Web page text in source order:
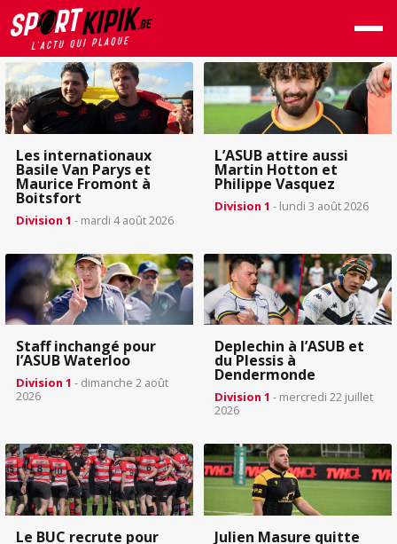
Les internationaux
Basile Van Parys et
Maurice Fromont à
Boitsfort
Division 1 - mardi 4 août 2026
L’ASUB attire aussi
Martin Hotton et
Philippe Vasquez
Division 1 - lundi 3 août 2026
Staff inchangé pour
l’ASUB Waterloo
Division 1 - dimanche 2 août
2026
Deplechin à l’ASUB et
du Plessis à
Dendermonde
Division 1 - mercredi 22 juillet
2026
Le BUC recrute pour Julien Masure quitte